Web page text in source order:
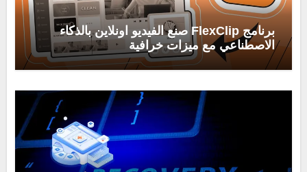
برنامج FlexClip صنع الفيديو اونلاين بالذكاء
الاصطناعي مع ميزات خرافية